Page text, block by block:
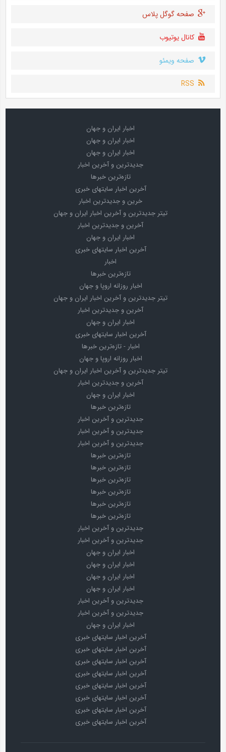
صفحه گوگل پلاس
کانال یوتیوب
صفحه ویمئو
RSS
اخبار ایران و جهان
اخبار ایران و جهان
اخبار ایران و جهان
جدیدترین و آخرین اخبار
تازه‌ترین خبرها
آخرین اخبار سایتهای خبری
خرین و جدیدترین اخبار
تیتر جدیدترین و آخرین اخبار ایران و جهان
آخرین و جدیدترین اخبار
اخبار ایران و جهان
آخرین اخبار سایتهای خبری
اخبار
تازه‌ترین خبرها
اخبار روزانه اروپا و جهان
تیتر جدیدترین و آخرین اخبار ایران و جهان
آخرین و جدیدترین اخبار
اخبار ایران و جهان
آخرین اخبار سایتهای خبری
اخبار - تازه‌ترین خبرها
اخبار روزانه اروپا و جهان
تیتر جدیدترین و آخرین اخبار ایران و جهان
آخرین و جدیدترین اخبار
اخبار ایران و جهان
تازه‌ترین خبرها
جدیدترین و آخرین اخبار
جدیدترین و آخرین اخبار
جدیدترین و آخرین اخبار
تازه‌ترین خبرها
تازه‌ترین خبرها
تازه‌ترین خبرها
تازه‌ترین خبرها
تازه‌ترین خبرها
تازه‌ترین خبرها
جدیدترین و آخرین اخبار
جدیدترین و آخرین اخبار
اخبار ایران و جهان
اخبار ایران و جهان
اخبار ایران و جهان
اخبار ایران و جهان
جدیدترین و آخرین اخبار
جدیدترین و آخرین اخبار
اخبار ایران و جهان
آخرین اخبار سایتهای خبری
آخرین اخبار سایتهای خبری
آخرین اخبار سایتهای خبری
آخرین اخبار سایتهای خبری
آخرین اخبار سایتهای خبری
آخرین اخبار سایتهای خبری
آخرین اخبار سایتهای خبری
آخرین اخبار سایتهای خبری